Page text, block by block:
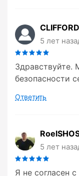
5 лет
Здравствуйте.
безопасности
Ответить
5 лет
Я не согласен